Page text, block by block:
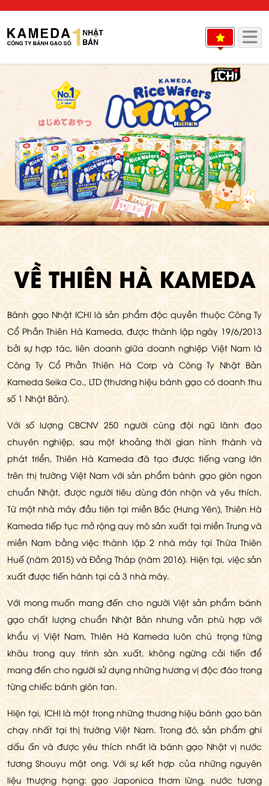
VỀ THIÊN HÀ KAMEDA
Bánh gạo Nhật ICHI là sản phẩm độc quyền thuộc Công Ty
Cổ Phần Thiên Hà Kameda, được thành lập ngày 19/6/2013
bởi sự hợp tác, liên doanh giữa doanh nghiệp Việt Nam là
Công Ty Cổ Phần Thiên Hà Corp và Công Ty Nhật Bản
Kameda Seika Co., LTD (thương hiệu bánh gạo có doanh thu
số 1 Nhật Bản).
Với số lượng CBCNV 250 người cùng đội ngũ lãnh đạo
chuyên nghiệp, sau một khoảng thời gian hình thành và
phát triển, Thiên Hà Kameda đã tạo được tiếng vang lớn
trên thị trường Việt Nam với sản phẩm bánh gạo giòn ngon
chuẩn Nhật, được người tiêu dùng đón nhận và yêu thích.
Từ một nhà máy đầu tiên tại miền Bắc (Hưng Yên), Thiên Hà
Kameda tiếp tục mở rộng quy mô sản xuất tại miền Trung và
miền Nam bằng việc thành lập 2 nhà máy tại Thừa Thiên
Huế (năm 2015) và Đồng Tháp (năm 2016). Hiện tại, việc sản
xuất được tiến hành tại cả 3 nhà máy.
Với mong muốn mang đến cho người Việt sản phẩm bánh
gạo chất lượng chuẩn Nhật Bản nhưng vẫn phù hợp với
khẩu vị Việt Nam, Thiên Hà Kameda luôn chú trọng từng
khâu trong quy trình sản xuất, không ngừng cải tiến để
mang đến cho người sử dụng những hương vị độc đáo trong
từng chiếc bánh giòn tan.
Hiện tại, ICHI là một trong những thương hiệu bánh gạo bán
chạy nhất tại thị trường Việt Nam. Trong đó, sản phẩm ghi
dấu ấn và được yêu thích nhất là bánh gạo Nhật vị nước
tương Shouyu mật ong. Với sự kết hợp của những nguyên
liệu thượng hạng: gạo Japonica thơm lừng, nước tương